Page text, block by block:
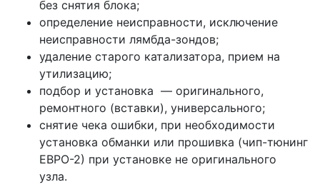
без снятия блока;
определение неисправности, исключение
неисправности лямбда-зондов;
удаление старого катализатора, прием на
утилизацию;
подбор и установка — оригинального,
ремонтного (вставки), универсального;
снятие чека ошибки, при необходимости
установка обманки или прошивка (чип-тюнинг
ЕВРО-2) при установке не оригинального
узла.